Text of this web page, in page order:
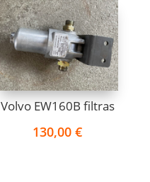
Volvo EW160B filtras
130,00€